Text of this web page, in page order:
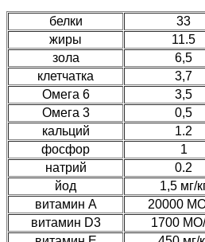
белки
33
жиры
11.5
зола
6,5
клетчатка
3,7
Омега 6
3,5
Омега 3
0,5
кальций
1.2
фосфор
1
натрий
0.2
йод
1,5 мг/
витамин А
20000
витамин D3
1700 МО/